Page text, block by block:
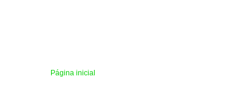
Página inicial